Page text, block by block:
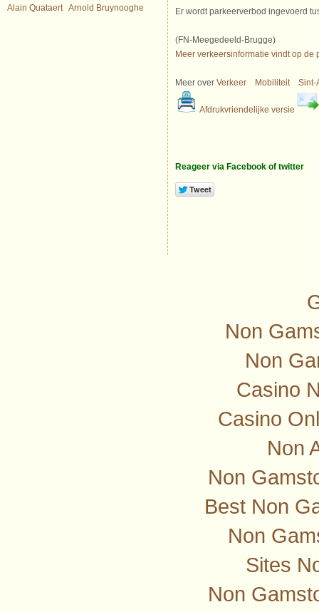
Alain Quataert Arnold Bruynooghe Er wordt parkeerverbod ingevoerd
(FN-Meegedeeld-Brugge)
Meer verkeersinformatie vindt op de
Meer over Verkeer Mobiliteit Sint-
Afdrukvriendelijke versie
Reageer via Facebook of twitter
Non
Non
Casino
Casino
Non
Non
Best Non
Non
Sites
Non